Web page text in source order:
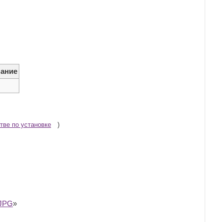
по установке )
»